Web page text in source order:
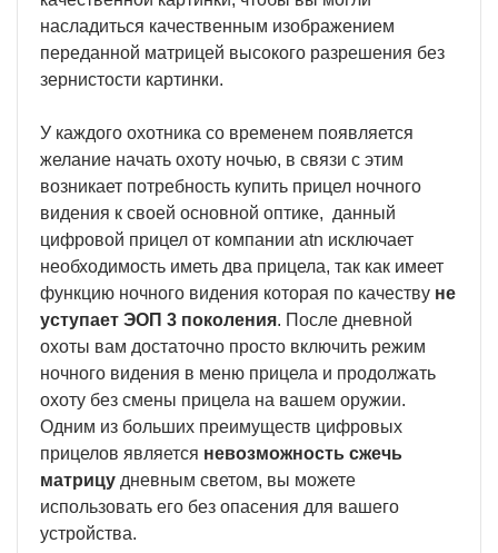
насладиться качественным изображением
переданной матрицей высокого разрешения без
зернистости картинки.
У каждого охотника со временем появляется
желание начать охоту ночью, в связи с этим
возникает потребность купить прицел ночного
видения к своей основной оптике, данный
цифровой прицел от компании atn исключает
необходимость иметь два прицела, так как имеет
функцию ночного видения которая по качеству не
уступает ЭОП 3 поколения. После дневной
охоты вам достаточно просто включить режим
ночного видения в меню прицела и продолжать
охоту без смены прицела на вашем оружии.
Одним из больших преимуществ цифровых
прицелов является невозможность сжечь
матрицу дневным светом, вы можете
использовать его без опасения для вашего
устройства.